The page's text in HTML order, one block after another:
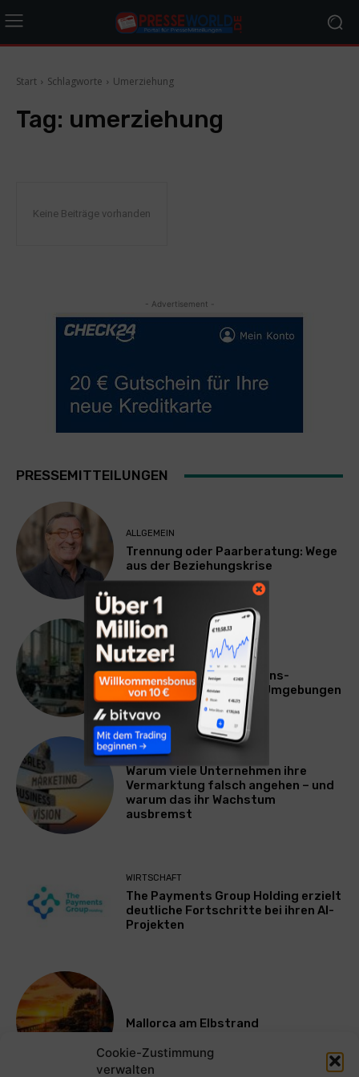
Cookie-Zustimmung
verwalten
Start Schlagworte Umerziehung
Tag: umerziehung
Keine Beiträge vorhanden
- Advertisement -
PRESSEMITTEILUNGEN
ALLGEMEIN
Trennung oder Paarberatung: Wege
aus der Beziehungskrise
TECHNIK
SourcingBlox startet
CentaurNexus: Operations-
Plattform für Zscaler-Umgebungen
WERBUNG & MARKETING
Warum viele Unternehmen ihre
Vermarktung falsch angehen – und
warum das ihr Wachstum
ausbremst
WIRTSCHAFT
The Payments Group Holding erzielt
deutliche Fortschritte bei ihren AI-
Projekten
Mallorca am Elbstrand